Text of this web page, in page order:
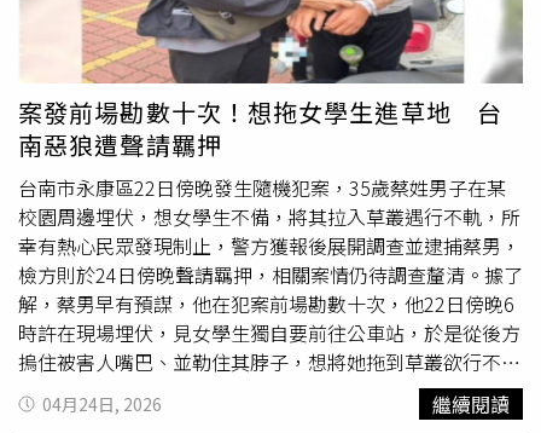
案發前場勘數十次！想拖女學生進草地 台
南惡狼遭聲請羈押
台南市永康區22日傍晚發生隨機犯案，35歲蔡姓男子在某
校園周邊埋伏，想女學生不備，將其拉入草叢遇行不軌，所
幸有熱心民眾發現制止，警方獲報後展開調查並逮捕蔡男，
檢方則於24日傍晚聲請羈押，相關案情仍待調查釐清。據了
解，蔡男早有預謀，他在犯案前場勘數十次，他22日傍晚6
時許在現場埋伏，見女學生獨自要前往公車站，於是從後方
摀住被害人嘴巴、並勒住其脖子，想將她拖到草叢欲行不
軌，女學生則機警求救，所幸路過的陳姓騎士發現有異、上
前制止，這才沒導致更嚴重傷害。而女學生全身多處挫傷，
04月24日, 2026 繼續閱讀